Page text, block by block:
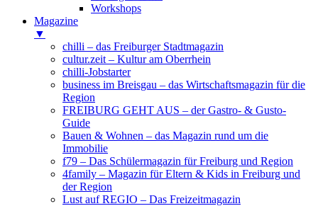
Workshops
Magazine
▼
chilli – das Freiburger Stadtmagazin
cultur.zeit – Kultur am Oberrhein
chilli-Jobstarter
business im Breisgau – das Wirtschaftsmagazin für die
Region
FREIBURG GEHT AUS – der Gastro- & Gusto-
Guide
Bauen & Wohnen – das Magazin rund um die
Immobilie
f79 – Das Schülermagazin für Freiburg und Region
4family – Magazin für Eltern & Kids in Freiburg und
der Region
Lust auf REGIO – Das Freizeitmagazin